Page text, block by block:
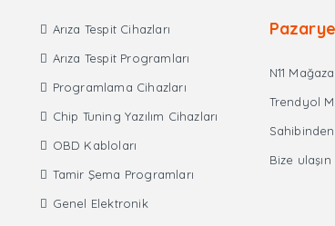
Arıza Tespit Cihazları
Arıza Tespit Programları
Programlama Cihazları
Chip Tuning Yazılım Cihazları
OBD Kabloları
Tamir Şema Programları
Genel Elektronik
N11
Trendyol
Bize ulaşın